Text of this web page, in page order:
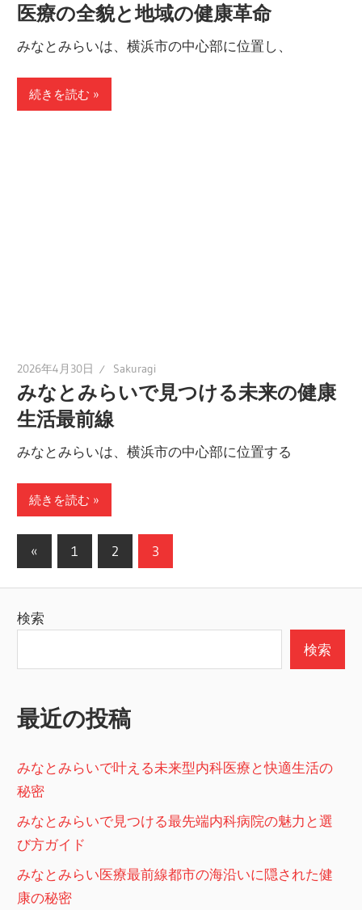
医療の全貌と地域の健康革命
みなとみらいは、横浜市の中心部に位置し、
続きを読む
2026年4月30日 Sakuragi
みなとみらいで見つける未来の健康
生活最前線
みなとみらいは、横浜市の中心部に位置する
続きを読む
投
の
ー
ジ
送
り
«
の
事
1 2 3
検索
検索
最近の投稿
みなとみらいで叶える未来型内科医療と快適生活の
秘密
みなとみらいで見つける最先端内科病院の魅力と選
び方ガイド
みなとみらい医療最前線都市の海沿いに隠された健
康の秘密